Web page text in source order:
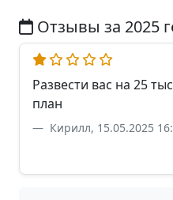
Отзывы за 2025
Развести вас на 25
план
Кирилл, 15.05.2025